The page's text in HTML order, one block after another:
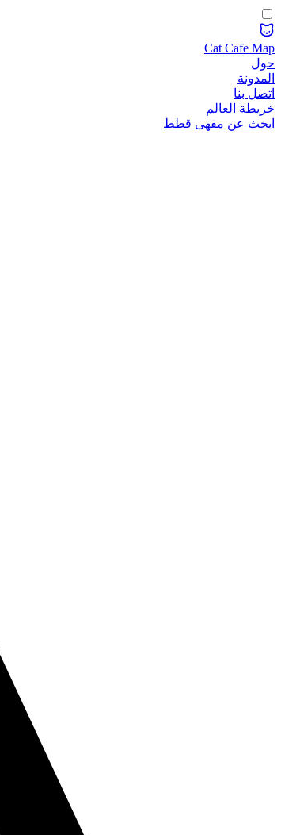
Cat Cafe Map
حول
المدونة
اتصل بنا
خريطة العالم
ابحث عن مقهى قطط